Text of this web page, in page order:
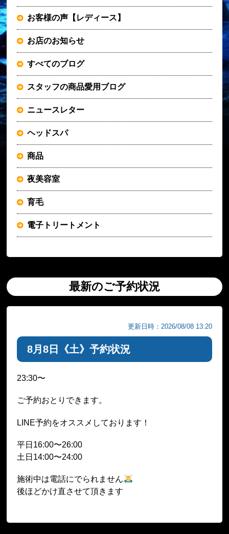
お客様の声【レディース】
お店のお知らせ
すべてのブログ
スタッフの商品愛用ブログ
ニュースレター
ヘッドスパ
商品
夜美容室
育毛
電子トリートメント
最新のご予約状況
更新日時：2026/08/08 13:20
8月8日《土》予約状況
23:30〜
ご予約おとりできます。
LINE予約をオススメしております！
平日16:00〜26:00
土日14:00〜24:00
施術中は電話にでられません
後ほどかけ直させて頂きます